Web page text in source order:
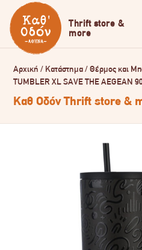
Αρχική / Κατάστημα/Θέρμος και
TUMBLER XL SAVE THE AEGEAN
Καθ Οδόν Thrift store &